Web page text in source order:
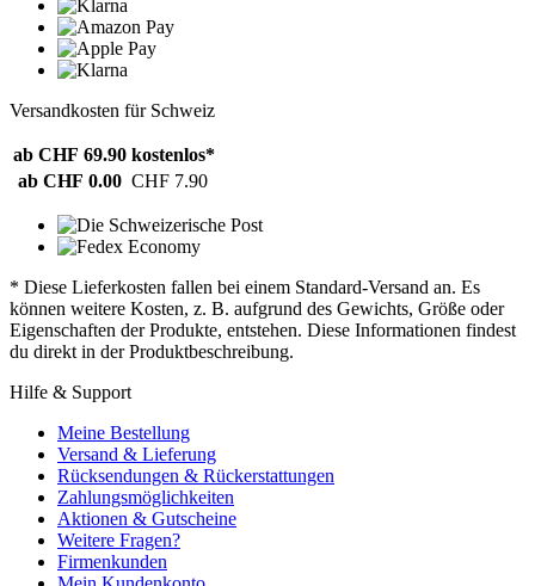
Versandkosten für Schweiz
ab CHF 69.90 kostenlos*
ab CHF 0.00 CHF 7.90
* Diese Lieferkosten fallen bei einem Standard-Versand an. Es
können weitere Kosten, z. B. aufgrund des Gewichts, Größe oder
Eigenschaften der Produkte, entstehen. Diese Informationen findest
du direkt in der Produktbeschreibung.
Hilfe & Support
Meine Bestellung
Versand & Lieferung
Rücksendungen & Rückerstattungen
Zahlungsmöglichkeiten
Aktionen & Gutscheine
Weitere Fragen?
Firmenkunden